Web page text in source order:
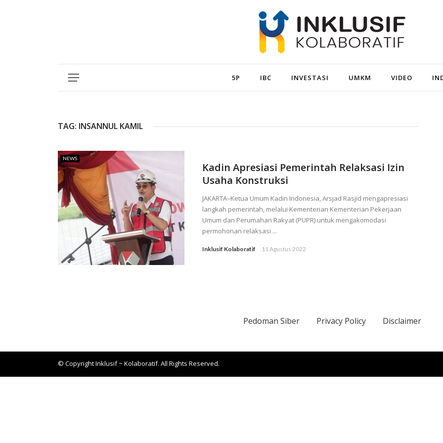
5P IBC INVESTASI UMKM VIDEO
TAG: INSANNUL KAMIL
NEWS
Kadin Apresiasi Pemerintah Relaksasi Izin
Usaha Konstruksi
JAKARTA–Ketua Umum Kadin Indonesia, Arsjad Rasjid mengapresiasi
langkah pemerintah, melalui Kementerian Kementerian Pekerjaan
Umum dan Perumahan Rakyat (PUPR) untuk mengakomodasi
permohonan relaksasi ...
Inklusif Kolaboratif 11 Agustus 2022
Pedoman Siber Privacy Policy Disclaimer
© Copyright Inklusif ~ Kolaboratif. All Rights Reserved.